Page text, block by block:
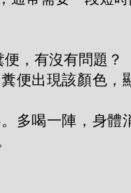
，有沒有問題？
便出現該顏色，
多喝一陣，身體